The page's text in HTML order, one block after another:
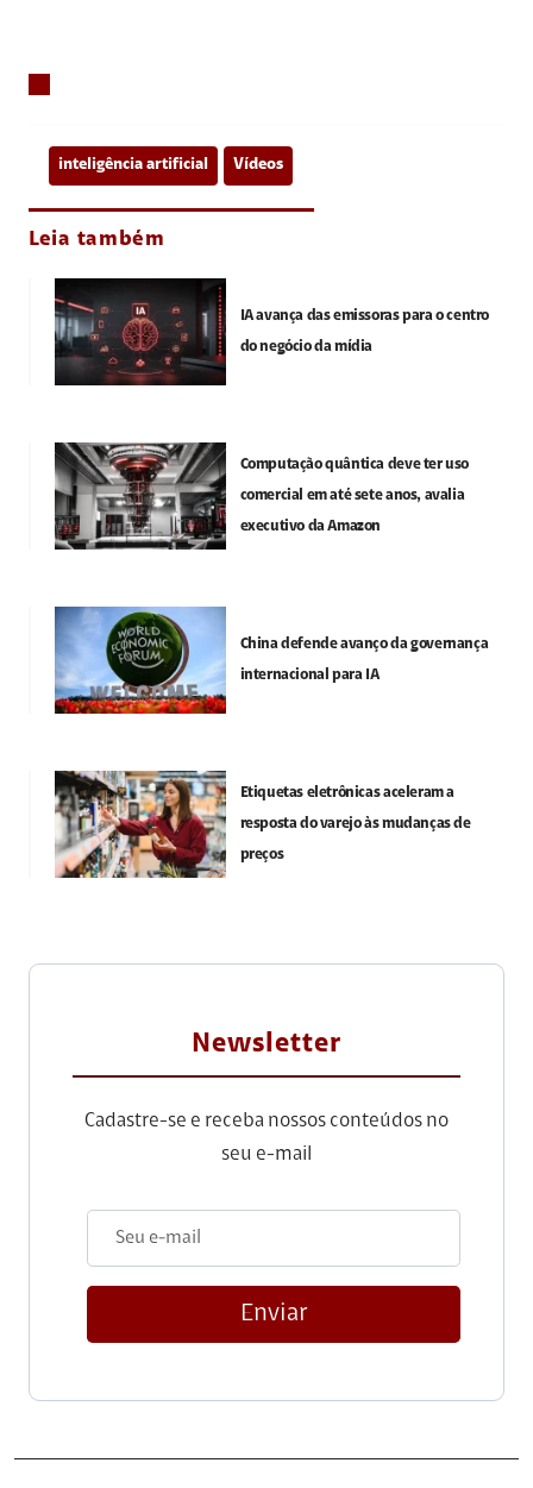
inteligência artificial Vídeos
Leia também
IA avança das emissoras para o centro
do negócio da mídia
Computação quântica deve ter uso
comercial em até sete anos, avalia
executivo da Amazon
China defende avanço da governança
internacional para IA
Etiquetas eletrônicas aceleram a
resposta do varejo às mudanças de
preços
Newsletter
Cadastre-se e receba nossos conteúdos no
seu e-mail
Enviar